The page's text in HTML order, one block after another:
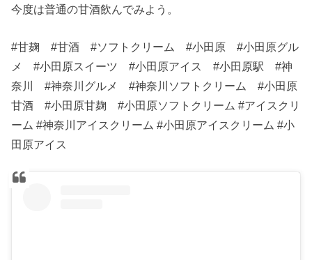
今度は普通の甘酒飲んでみよう。
#甘麹 #甘酒 #ソフトクリーム #小田原 #小田原グル
メ #小田原スイーツ #小田原アイス #小田原駅 #神
奈川 #神奈川グルメ #神奈川ソフトクリーム #小田原
甘酒 #小田原甘麹 #小田原ソフトクリーム #アイスクリ
ーム #神奈川アイスクリーム #小田原アイスクリーム #小
田原アイス